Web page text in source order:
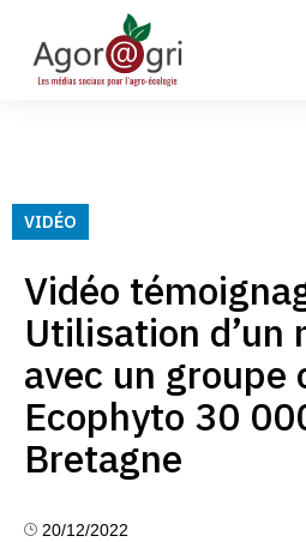
VIDÉO
Vidéo
Utilisation d’un
avec un groupe
Ecophyto 30
Bretagne
20/12/2022